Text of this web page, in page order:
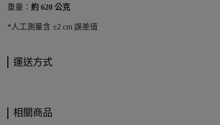
重量： 約 620 公克
*人工測量含 ±2 cm 誤差值
運送方式
相關商品